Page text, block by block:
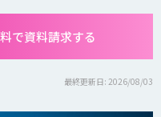
で資料請求する
最終更新日: 2026/08/03